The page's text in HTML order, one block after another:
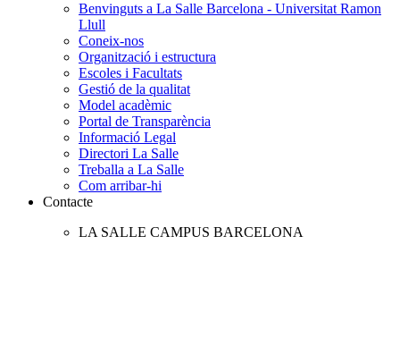
Benvinguts a La Salle Barcelona - Universitat Ramon
Llull
Coneix-nos
Organització i estructura
Escoles i Facultats
Gestió de la qualitat
Model acadèmic
Portal de Transparència
Informació Legal
Directori La Salle
Treballa a La Salle
Com arribar-hi
Contacte
LA SALLE CAMPUS BARCELONA